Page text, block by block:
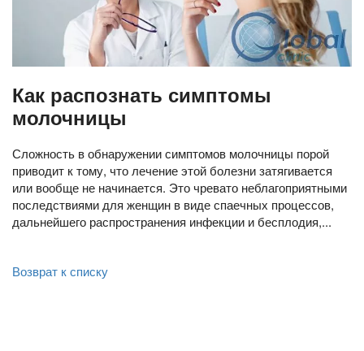
Как распознать симптомы
молочницы
Сложность в обнаружении симптомов молочницы порой
приводит к тому, что лечение этой болезни затягивается
или вообще не начинается. Это чревато неблагоприятными
последствиями для женщин в виде спаечных процессов,
дальнейшего распространения инфекции и бесплодия,...
Возврат к списку